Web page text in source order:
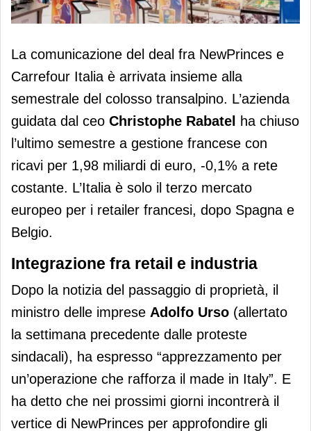
Carrefour Italia, ricavi del semestre a
NewPrinces
La comunicazione del deal fra NewPrinces e
Carrefour Italia è arrivata insieme alla
semestrale del colosso transalpino. L’azienda
guidata dal ceo Christophe Rabatel
ha chiuso
l’ultimo semestre a gestione francese con
ricavi per 1,98 miliardi di euro, -0,1% a rete
costante. L’Italia è solo il terzo mercato
europeo per i retailer francesi, dopo Spagna e
Belgio.
Integrazione fra retail e industria
Dopo la notizia del passaggio di proprietà, il
ministro delle imprese Adolfo Urso (allertato
la settimana precedente dalle proteste
sindacali), ha espresso “apprezzamento per
un’operazione che rafforza il made in Italy”. E
ha detto che nei prossimi giorni incontrerà il
vertice di NewPrinces per approfondire gli